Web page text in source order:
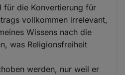
für die Konvertierung für
vollkommen irrelevant,
Wissens nach die
was Religionsfreiheit
werden, nur weil er